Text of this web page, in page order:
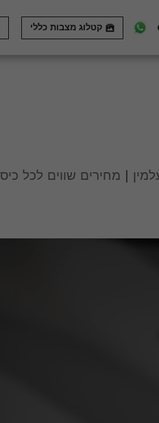
קטלוג מצבות כללי
| מחירים שווים לכל